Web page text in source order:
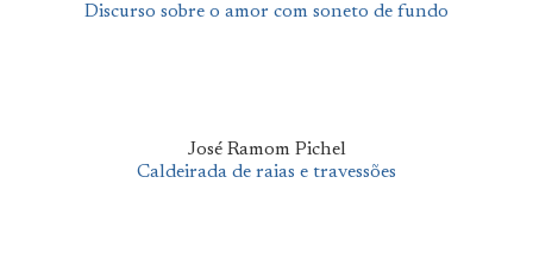
Discurso sobre o amor com soneto de fundo
José Ramom Pichel
Caldeirada de raias e travessões